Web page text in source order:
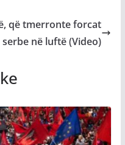
që tmerronte forcat
serbe në luftë (Video)